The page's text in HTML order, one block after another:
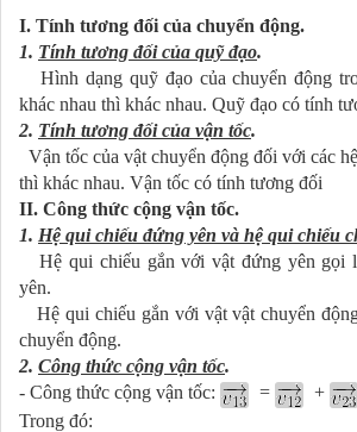
I. Tính tương đối của chuyển động.
1. Tính tương đối của quỹ đạo.
Hình dạng quỹ đạo của chuyển động
khác nhau thì khác nhau. Quỹ đạo có tính
2. Tính tương đối của vận tốc.
Vận tốc của vật chuyển động đối với các
thì khác nhau. Vận tốc có tính tương đối
II. Công thức cộng vận tốc.
1. Hệ qui chiếu đứng yên và hệ qui chiếu
Hệ qui chiếu gắn với vật đứng yên gọi
yên.
Hệ qui chiếu gắn với vật vật chuyển
chuyển động.
2. Công thức cộng vận tốc.
- Công thức cộng vận tốc:
=
+
Trong đó: